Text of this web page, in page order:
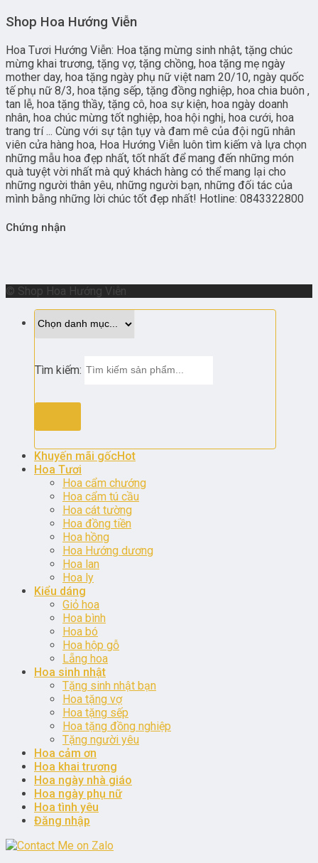
Shop Hoa Hướng Viễn
Hoa Tươi Hướng Viễn: Hoa tặng mừng sinh nhật, tặng chúc
mừng khai trương, tặng vợ, tặng chồng, hoa tặng mẹ ngày
mother day, hoa tặng ngày phụ nữ việt nam 20/10, ngày quốc
tế phụ nữ 8/3, hoa tặng sếp, tặng đồng nghiệp, hoa chia buôn ,
tan lễ, hoa tặng thầy, tặng cô, hoa sự kiện, hoa ngày doanh
nhân, hoa chúc mừng tốt nghiệp, hoa hội nghị, hoa cưới, hoa
trang trí ... Cùng với sự tận tụy và đam mê của đội ngũ nhân
viên cửa hàng hoa, Hoa Hướng Viễn luôn tìm kiếm và lựa chọn
những mẫu hoa đẹp nhất, tốt nhất để mang đến những món
quà tuyệt vời nhất mà quý khách hàng có thể mang lại cho
những người thân yêu, những người bạn, những đối tác của
mình bằng những lời chúc tốt đẹp nhất! Hotline: 0843322800
Chứng nhận
© Shop Hoa Hướng Viễn
Tìm kiếm:
Khuyến mãi gốc
Hoa Tươi
Hoa cẩm chướng
Hoa cẩm tú cầu
Hoa cát tường
Hoa đồng tiền
Hoa hồng
Hoa Hướng dương
Hoa lan
Hoa ly
Kiểu dáng
Giỏ hoa
Hoa bình
Hoa bó
Hoa hộp gỗ
Lẵng hoa
Hoa sinh nhật
Tặng sinh nhật bạn
Hoa tặng vợ
Hoa tặng sếp
Hoa tặng đồng nghiệp
Tặng người yêu
Hoa cảm ơn
Hoa khai trương
Hoa ngày nhà giáo
Hoa ngày phụ nữ
Hoa tình yêu
Đăng nhập